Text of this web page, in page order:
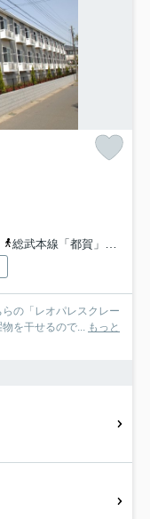
総武本線「都賀」駅 徒歩21分
の「レオパレスクレー
を干せるので... もっと